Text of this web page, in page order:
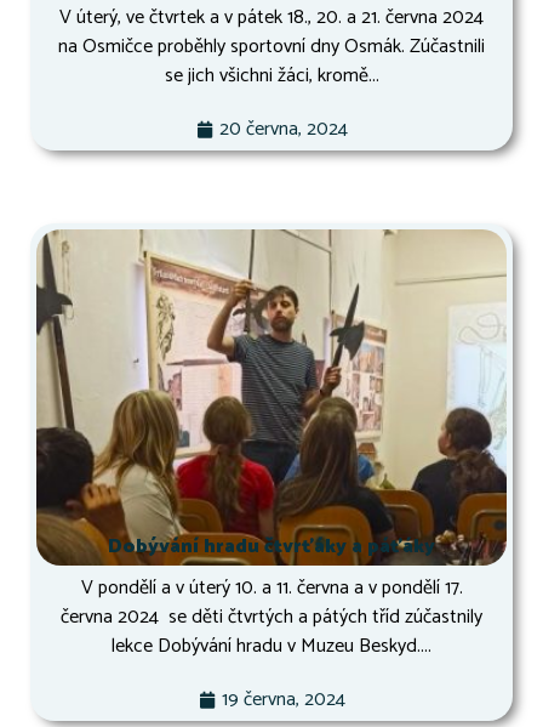
V úterý, ve čtvrtek a v pátek 18., 20. a 21. června 2024
na Osmičce proběhly sportovní dny Osmák. Zúčastnili
se jich všichni žáci, kromě...
20 června, 2024
Dobývání hradu čtvrťáky a páťáky
V pondělí a v úterý 10. a 11. června a v pondělí 17.
června 2024 se děti čtvrtých a pátých tříd zúčastnily
lekce Dobývání hradu v Muzeu Beskyd....
19 června, 2024